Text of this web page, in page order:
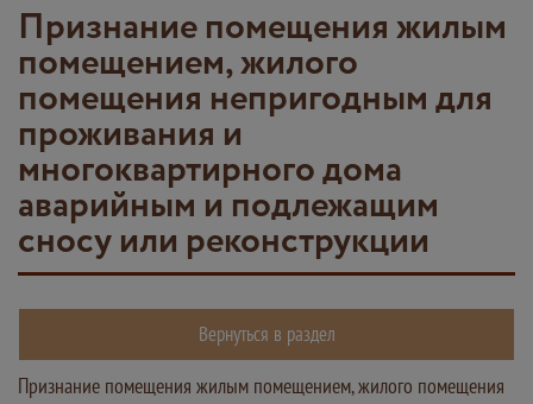
Признание помещения жилым
помещением, жилого
помещения непригодным для
проживания и
многоквартирного дома
аварийным и подлежащим
сносу или реконструкции
Вернуться в раздел
Признание помещения жилым помещением, жилого помещения